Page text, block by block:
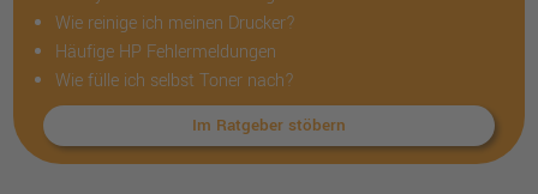
Wie reinige ich meinen Drucker?
Häufige HP Fehlermeldungen
Wie fülle ich selbst Toner nach?
Im Ratgeber stöbern